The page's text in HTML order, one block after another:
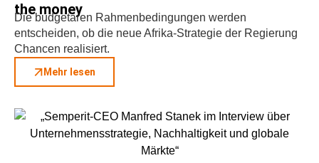
the money
Die budgetären Rahmenbedingungen werden
entscheiden, ob die neue Afrika-Strategie der Regierung
Chancen realisiert.
Mehr lesen